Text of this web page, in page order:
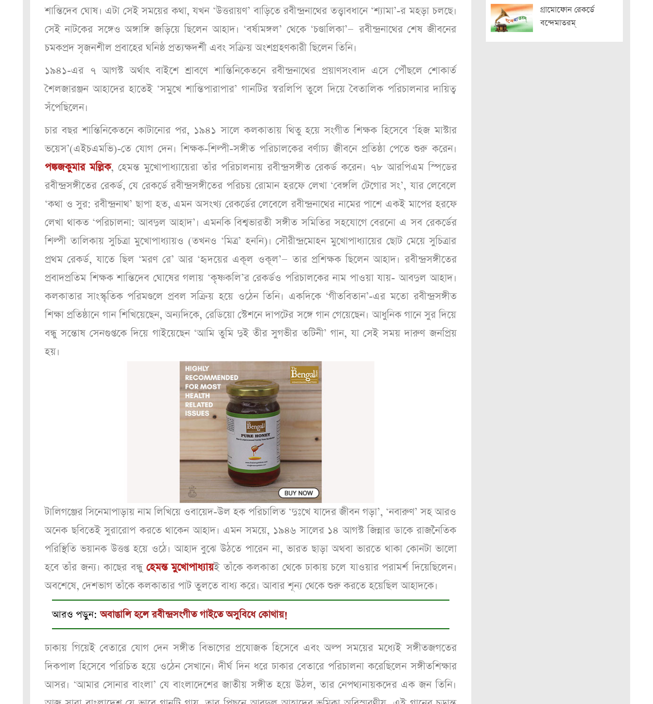
শান্তিদেব ঘোষ। এটা সেই সময়ের কথা, যখন ‘উত্তরায়ণ’ বাড়িতে রবীন্দ্রনাথের তত্ত্বাবধানে ‘শ্যামা’-র মহড়া চলছে।
সেই নাটকের সঙ্গেও অঙ্গাঙ্গি জড়িয়ে ছিলেন আহাদ। ‘বর্ষামঙ্গল’ থেকে ‘চণ্ডালিকা’— রবীন্দ্রনাথের শেষ জীবনের
চমকপ্রদ সৃজনশীল প্রবাহের ঘনিষ্ঠ প্রত্যক্ষদর্শী এবং সক্রিয় অংশগ্রহণকারী ছিলেন তিনি।
১৯৪১-এর ৭ আগস্ট অর্থাৎ বাইশে শ্রাবণে শান্তিনিকেতনে রবীন্দ্রনাথের প্রয়াণসংবাদ এসে পৌঁছলে শোকার্ত
শৈলজারঞ্জন আহাদের হাতেই ‘সমুখে শান্তিপারাপার’ গানটির স্বরলিপি তুলে দিয়ে বৈতালিক পরিচালনার দায়িত্ব
সঁপেছিলেন।
চার বছর শান্তিনিকেতনে কাটানোর পর, ১৯৪১ সালে কলকাতায় থিতু হয়ে সংগীত শিক্ষক হিসেবে ‘হিজ মাস্টার
ভয়েস’(এইচএমভি)-তে যোগ দেন। শিক্ষক-শিল্পী-সঙ্গীত পরিচালকের বর্ণাঢ্য জীবনে প্রতিষ্ঠা পেতে শুরু করেন।
পঙ্কজকুমার মল্লিক, হেমন্ত মুখোপাধ্যায়েরা তাঁর পরিচালনায় রবীন্দ্রসঙ্গীত রেকর্ড করেন। ৭৮ আরপিএম স্পিডের
রবীন্দ্রসঙ্গীতের রেকর্ড, যে রেকর্ডে রবীন্দ্রসঙ্গীতের পরিচয় রোমান হরফে লেখা ‘বেঙ্গলি টেগোর সং’, যার লেবেলে
‘কথা ও সুর: রবীন্দ্রনাথ’ ছাপা হত, এমন অসংখ্য রেকর্ডের লেবেলে রবীন্দ্রনাথের নামের পাশে একই মাপের হরফে
লেখা থাকত ‘পরিচালনা: আবদুল আহাদ’। এমনকি বিশ্বভারতী সঙ্গীত সমিতির সহযোগে বেরনো এ সব রেকর্ডের
শিল্পী তালিকায় সুচিত্রা মুখোপাধ্যায়ও (তখনও ‘মিত্র’ হননি)। সৌরীন্দ্রমোহন মুখোপাধ্যায়ের ছোট মেয়ে সুচিত্রার
প্রথম রেকর্ড, যাতে ছিল ‘মরণ রে’ আর ‘হৃদয়ের একূল ওকূল’— তার প্রশিক্ষক ছিলেন আহাদ। রবীন্দ্রসঙ্গীতের
প্রবাদপ্রতিম শিক্ষক শান্তিদেব ঘোষের গলায় ‘কৃষ্ণকলি’র রেকর্ডও পরিচালকের নাম পাওয়া যায়- আবদুল আহাদ।
কলকাতার সাংস্কৃতিক পরিমণ্ডলে প্রবল সক্রিয় হয়ে ওঠেন তিনি। একদিকে ‘গীতবিতান’-এর মতো রবীন্দ্রসঙ্গীত
শিক্ষা প্রতিষ্ঠানে গান শিখিয়েছেন, অন্যদিকে, রেডিয়ো স্টেশনে দাপটের সঙ্গে গান গেয়েছেন। আধুনিক গানে সুর দিয়ে
বন্ধু সন্তোষ সেনগুপ্তকে দিয়ে গাইয়েছেন ‘আমি তুমি দুই তীর সুগভীর তটিনী’ গান, যা সেই সময় দারুণ জনপ্রিয়
হয়।
টালিগঞ্জের সিনেমাপাড়ায় নাম লিখিয়ে ওবায়েদ-উল হক পরিচালিত ‘দুঃখে যাদের জীবন গড়া’, ‘নবারুণ’ সহ আরও
অনেক ছবিতেই সুরারোপ করতে থাকেন আহাদ। এমন সময়ে, ১৯৪৬ সালের ১৪ আগস্ট জিন্নার ডাকে রাজনৈতিক
পরিস্থিতি ভয়ানক উত্তপ্ত হয়ে ওঠে। আহাদ বুঝে উঠতে পারেন না, ভারত ছাড়া অথবা ভারতে থাকা কোনটা ভালো
হবে তাঁর জন্য। কাছের বন্ধু হেমন্ত মুখোপাধ্যায়ই তাঁকে কলকাতা থেকে ঢাকায় চলে যাওয়ার পরামর্শ দিয়েছিলেন।
অবশেষে, দেশভাগ তাঁকে কলকাতার পাট তুলতে বাধ্য করে। আবার শূন্য থেকে শুরু করতে হয়েছিল আহাদকে।
আরও পড়ুন:অবাঙালি হলে রবীন্দ্রসংগীত গাইতে অসুবিধে কোথায়!
ঢাকায় গিয়েই বেতারে যোগ দেন সঙ্গীত বিভাগের প্রযোজক হিসেবে এবং অল্প সময়ের মধ্যেই সঙ্গীতজগতের
দিকপাল হিসেবে পরিচিত হয়ে ওঠেন সেখানে। দীর্ঘ দিন ধরে ঢাকার বেতারে পরিচালনা করেছিলেন সঙ্গীতশিক্ষার
আসর। ‘আমার সোনার বাংলা’ যে বাংলাদেশের জাতীয় সঙ্গীত হয়ে উঠল, তার নেপথ্যনায়কদের এক জন তিনি।
গ্রামোফোন রেকর্ডে
বন্দেমাতরম্